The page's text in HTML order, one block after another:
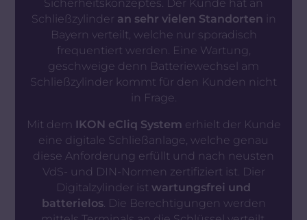
Schließzylinder an sehr vielen Standorten in
Bayern verteilt, welche nur sporadisch
frequentiert werden. Eine Wartung,
geschweige denn Batteriewechsel am
Schließzylinder kommt für den Kunden nicht
in Frage.
Mit dem IKON eCliq System erhielt der Kunde
eine digitale Schließanlage, welche genau
diese Anforderung erfüllt und nach neusten
VdS- und DIN-Normen zertifiziert ist. Dier
Digitalzylinder ist wartungsfrei und
batterielos. Die Berechtigungen werden